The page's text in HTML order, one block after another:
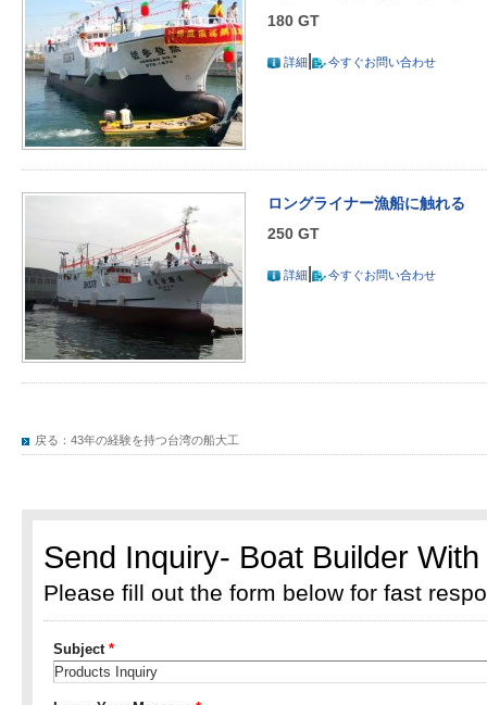
180 GT
詳細 今すぐお問い合わせ
ロングライナー漁船に触れる
250 GT
詳細 今すぐお問い合わせ
戻る： 43年の経験を持つ台湾の船大工